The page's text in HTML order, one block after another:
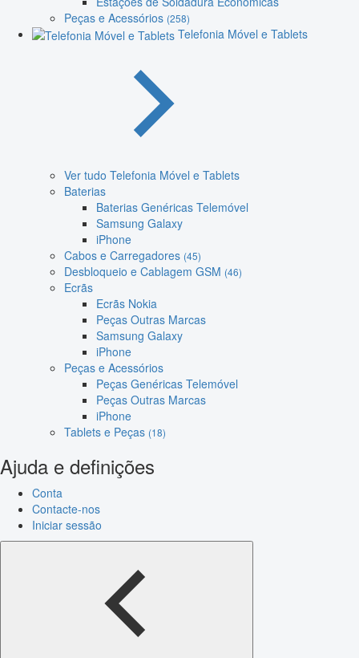
Peças e Acessórios (258)
Telefonia Móvel e Tablets
Ver tudo Telefonia Móvel e Tablets
Baterias
Baterias Genéricas Telemóvel
Samsung Galaxy
iPhone
Cabos e Carregadores (45)
Desbloqueio e Cablagem GSM (46)
Ecrãs
Ecrãs Nokia
Peças Outras Marcas
Samsung Galaxy
iPhone
Peças e Acessórios
Peças Genéricas Telemóvel
Peças Outras Marcas
iPhone
Tablets e Peças (18)
Ajuda e definições
Conta
Contacte-nos
Iniciar sessão